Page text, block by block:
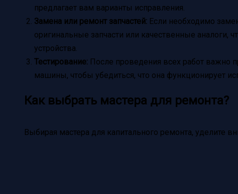
предлагает вам варианты исправления.
Замена или ремонт запчастей: Если необходимо
оригинальные запчасти или качественные аналоги,
устройства.
Тестирование: После проведения всех работ важно
машины, чтобы убедиться, что она функционирует
Как выбрать мастера для ремонта?
Выбирая мастера для капитального ремонта, уделите